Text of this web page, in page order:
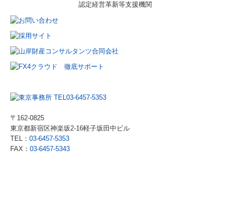
認定経営革新等支援機関
〒162-0825
東京都新宿区神楽坂2-16軽子坂田中ビル
TEL： 03-6457-5353
FAX： 03-6457-5343